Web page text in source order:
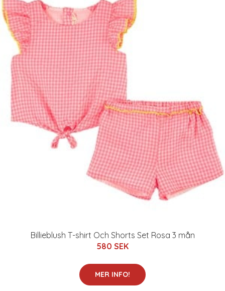
Billieblush T-shirt Och Shorts Set Rosa 3 mån
580 SEK
MER INFO!